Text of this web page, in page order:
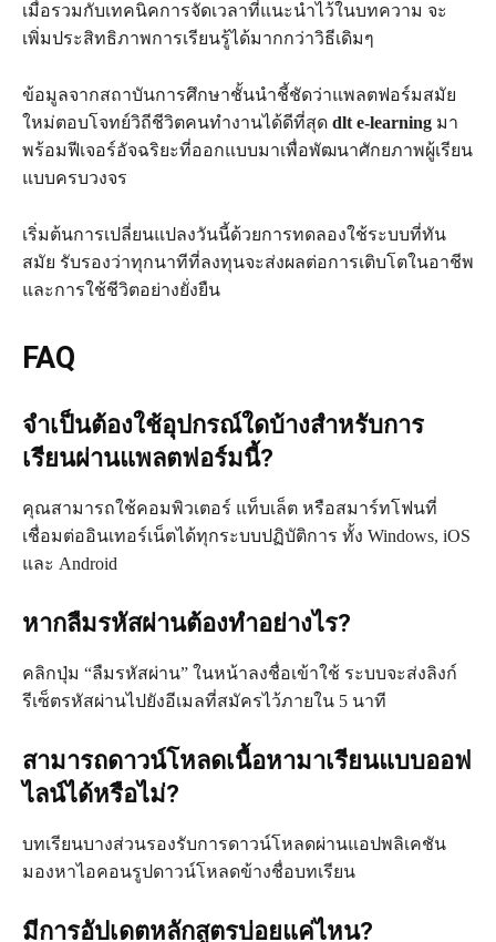
เมื่อรวมกับเทคนิคการจัดเวลาที่แนะนำไว้ในบทความ จะ
เพิ่มประสิทธิภาพการเรียนรู้ได้มากกว่าวิธีเดิมๆ
ข้อมูลจากสถาบันการศึกษาชั้นนำชี้ชัดว่าแพลตฟอร์มสมัย
ใหม่ตอบโจทย์วิถีชีวิตคนทำงานได้ดีที่สุด dlt e-learning มา
พร้อมฟีเจอร์อัจฉริยะที่ออกแบบมาเพื่อพัฒนาศักยภาพผู้เรียน
แบบครบวงจร
เริ่มต้นการเปลี่ยนแปลงวันนี้ด้วยการทดลองใช้ระบบที่ทัน
สมัย รับรองว่าทุกนาทีที่ลงทุนจะส่งผลต่อการเติบโตในอาชีพ
และการใช้ชีวิตอย่างยั่งยืน
FAQ
จำเป็นต้องใช้อุปกรณ์ใดบ้างสำหรับการ
เรียนผ่านแพลตฟอร์มนี้?
คุณสามารถใช้คอมพิวเตอร์ แท็บเล็ต หรือสมาร์ทโฟนที่
เชื่อมต่ออินเทอร์เน็ตได้ทุกระบบปฏิบัติการ ทั้ง Windows, iOS
และ Android
หากลืมรหัสผ่านต้องทำอย่างไร?
คลิกปุ่ม “ลืมรหัสผ่าน” ในหน้าลงชื่อเข้าใช้ ระบบจะส่งลิงก์
รีเซ็ตรหัสผ่านไปยังอีเมลที่สมัครไว้ภายใน 5 นาที
สามารถดาวน์โหลดเนื้อหามาเรียนแบบออฟ
ไลน์ได้หรือไม่?
บทเรียนบางส่วนรองรับการดาวน์โหลดผ่านแอปพลิเคชัน
มองหาไอคอนรูปดาวน์โหลดข้างชื่อบทเรียน
มีการอัปเดตหลักสูตรบ่อยแค่ไหน?